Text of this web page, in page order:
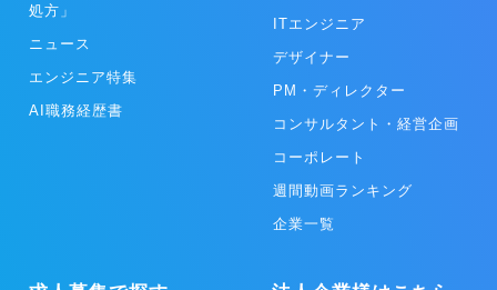
処方」
ニュース
エンジニア特集
AI職務経歴書
ITエンジニア
デザイナー
PM・ディレクター
コンサルタント・経営企画
コーポレート
週間動画ランキング
企業一覧